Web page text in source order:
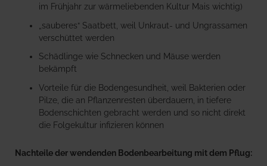
im Frühjahr zur wärmeliebenden Kultur Mais wichtig)
„sauberes“ Saatbett, weil Unkraut- und Ungrassamen
verschüttet werden
Schädlinge wie Schnecken und Mäuse werden
bekämpft
Vorteile für die Bodengesundheit, weil Bakterien oder
Pilze, die an Pflanzenresten überdauern, in tiefere
Bodenschichten gebracht werden und so nicht direkt
die Folgekultur infizieren können
Nachteile der wendenden Bodenbearbeitung mit dem Pflug: